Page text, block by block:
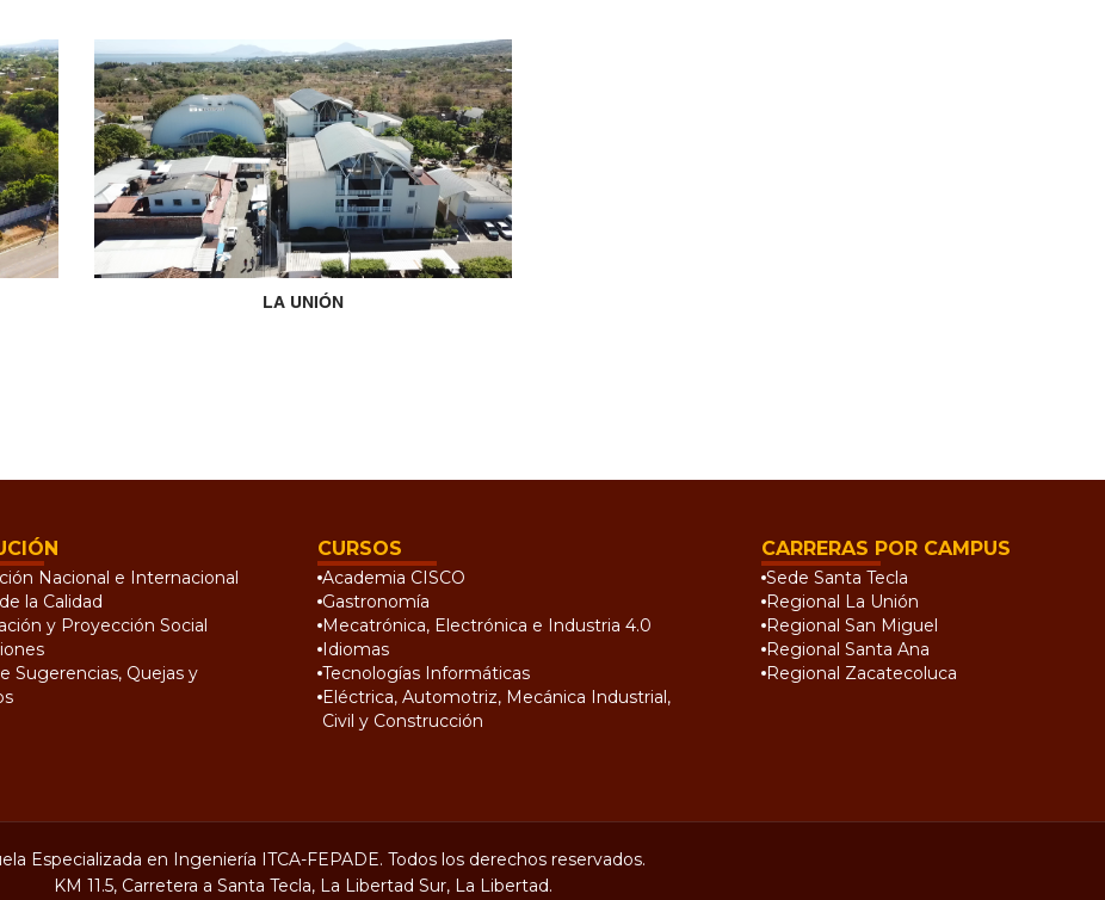
LA UNIÓN
Nacional e Internacional
la Calidad
y Proyección Social
Sugerencias, Quejas y
CURSOS
Academia CISCO
Gastronomía
Mecatrónica, Electrónica e Industria 4.0
Idiomas
Tecnologías Informáticas
Eléctrica, Automotriz, Mecánica Industrial,
Civil y Construcción
CARRERAS POR CAMPUS
Sede Santa Tecla
Regional La Unión
Regional San Miguel
Regional Santa Ana
Regional Zacatecoluca
Especializada en Ingeniería ITCA-FEPADE. Todos los derechos reservados.
KM 11.5, Carretera a Santa Tecla, La Libertad Sur, La Libertad.